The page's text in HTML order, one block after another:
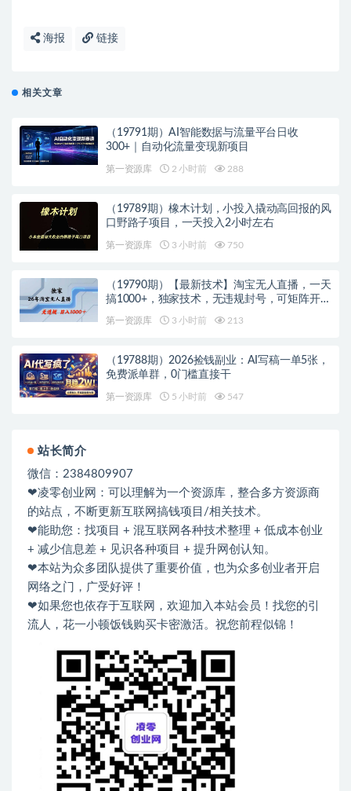
海报 链接
相关文章
（19791期）AI智能数据与流量平台日收
300+｜自动化流量变现新项目
第一资源库 2 小时前 288
（19789期）橡木计划，小投入撬动高回报的风
口野路子项目，一天投入2小时左右
第一资源库 3 小时前 750
（19790期）【最新技术】淘宝无人直播，一天
搞1000+，独家技术，无违规封号，可矩阵开
第一资源库 3 小时前 213
（19788期）2026捡钱副业：AI写稿一单5张，
免费派单群，0门槛直接干
第一资源库 5 小时前 547
站长简介
微信：2384809907
❤凌零创业网：可以理解为一个资源库，整合多方资源商
的站点，不断更新互联网搞钱项目/相关技术。
❤能助您：找项目 + 混互联网各种技术整理 + 低成本创业
+ 减少信息差 + 见识各种项目 + 提升网创认知。
❤本站为众多团队提供了重要价值，也为众多创业者开启
网络之门，广受好评！
❤如果您也依存于互联网，欢迎加入本站会员！找您的引
流人，花一小顿饭钱购买卡密激活。祝您前程似锦！